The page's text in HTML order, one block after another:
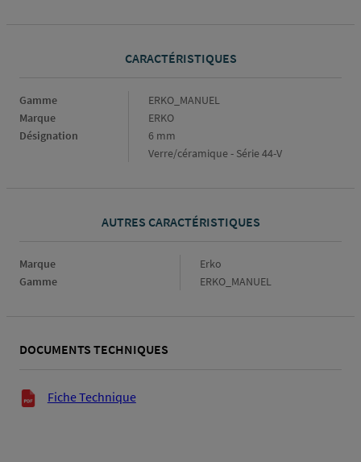
CARACTÉRISTIQUES
Caractéristiques
Gamme
ERKO_MANUEL
Marque
ERKO
Désignation
6 mm
Verre/céramique - Série 44-V
AUTRES CARACTÉRISTIQUES
Marque Marque
Erko
Gamme
Gamme
ERKO_MANUEL
DOCUMENTS TECHNIQUES
Documents techniques
Fiche Technique